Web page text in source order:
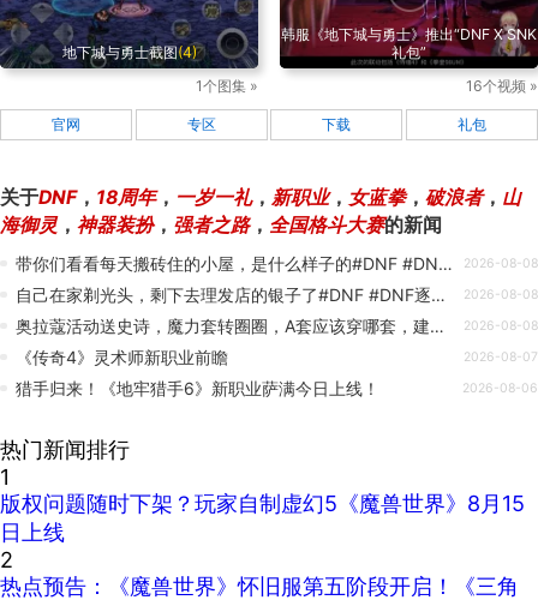
地下城与勇士截图(4)
1个图集 »
韩服《地下城与勇士》推出“DNF X SNK
礼包”
16个视频 »
官网 专区 下载 礼包
关于DNF， 18周年， 一岁一礼， 新职业， 女蓝拳， 破浪者， 山
海御灵， 神器装扮， 强者之路， 全国格斗大赛的新闻
带你们看看每天搬砖住的小屋，是什么样子的#DNF #DNF逐浪一夏 #dnf搬砖 2026-08-08
自己在家剃光头，剩下去理发店的银子了#DNF #DNF逐浪一夏 2026-08-08
奥拉蔻活动送史诗，魔力套转圈圈，A套应该穿哪套，建议穿精灵还可以兼容全屏闪电#DNF #DNF逐浪一夏 #dnf搬砖 #地下城与勇士 2026-08-08
《传奇4》灵术师新职业前瞻 2026-08-07
猎手归来！《地牢猎手6》新职业萨满今日上线！ 2026-08-06
热门新闻排行
1
版权问题随时下架？玩家自制虚幻5《魔兽世界》8月15
日上线
2
热点预告：《魔兽世界》怀旧服第五阶段开启！《三角